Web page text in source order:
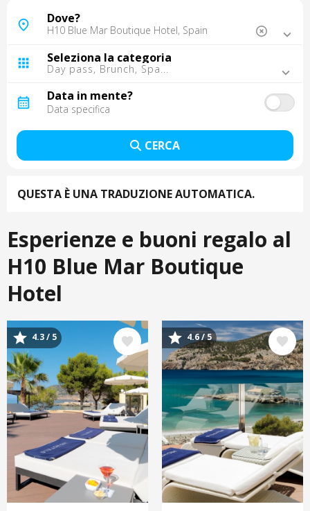
Maiorca, Spagna
Barcellona, Spagna
Malaga, Spagna
Tarragona, Spagna
Tenerife, Spagna
Sevilla, Spagna
Lisbona, Portugal
Gran Canaria, Spagna
Punta Cana, Repubblica Dominicana
Cordoba, Spagna
Lanzarote, Spagna
La Palma, Spagna
Trelawny, Giamaica
Dove?
Seleziona la categoria
Day pass, Brunch, Spa...
Data in mente?
CERCA
QUESTA È UNA TRADUZIONE AUTOMATICA.
Esperienze e buoni regalo al
H10 Blue Mar Boutique
Hotel
Immagine
4.3 / 5 Immagine
4.6 / 5